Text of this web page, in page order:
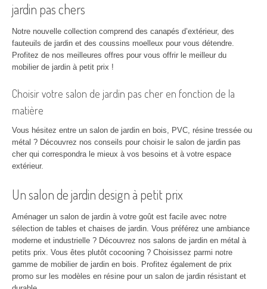
jardin pas chers
Notre nouvelle collection comprend des canapés d’extérieur, des
fauteuils de jardin et des coussins moelleux pour vous détendre.
Profitez de nos meilleures offres pour vous offrir le meilleur du
mobilier de jardin à petit prix !
Choisir votre salon de jardin pas cher en fonction de la
matière
Vous hésitez entre un salon de jardin en bois, PVC, résine tressée ou
métal ? Découvrez nos conseils pour choisir le salon de jardin pas
cher qui correspondra le mieux à vos besoins et à votre espace
extérieur.
Un salon de jardin design à petit prix
Aménager un salon de jardin à votre goût est facile avec notre
sélection de tables et chaises de jardin. Vous préférez une ambiance
moderne et industrielle ? Découvrez nos salons de jardin en métal à
petits prix. Vous êtes plutôt cocooning ? Choisissez parmi notre
gamme de mobilier de jardin en bois. Profitez également de prix
promo sur les modèles en résine pour un salon de jardin résistant et